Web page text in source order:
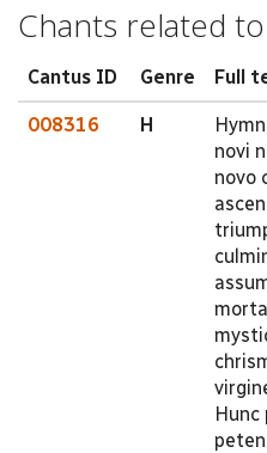
Chants related
Cantus ID Genre Full
008316 H
novi
novo